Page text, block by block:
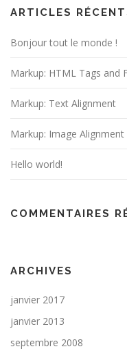
ARTICLES
Bonjour tout le monde !
Markup: HTML Tags and
Markup: Text Alignment
Markup: Image Alignment
Hello world!
COMMENTAIRES
ARCHIVES
janvier 2017
janvier 2013
septembre 2008